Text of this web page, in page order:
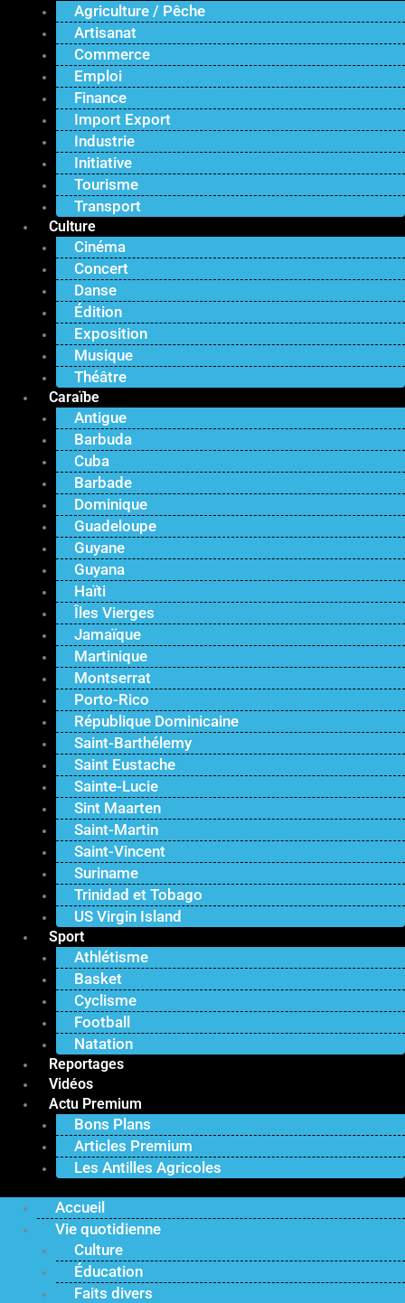
Agriculture / Pêche
Artisanat
Commerce
Emploi
Finance
Import Export
Industrie
Initiative
Tourisme
Transport
Culture
Cinéma
Concert
Danse
Édition
Exposition
Musique
Théâtre
Caraïbe
Antigue
Barbuda
Cuba
Barbade
Dominique
Guadeloupe
Guyane
Guyana
Haïti
Îles Vierges
Jamaïque
Martinique
Montserrat
Porto-Rico
République Dominicaine
Saint-Barthélemy
Saint Eustache
Sainte-Lucie
Sint Maarten
Saint-Martin
Saint-Vincent
Suriname
Trinidad et Tobago
US Virgin Island
Sport
Athlétisme
Basket
Cyclisme
Football
Natation
Reportages
Vidéos
Actu Premium
Bons Plans
Articles Premium
Les Antilles Agricoles
Accueil
Vie quotidienne
Culture
Éducation
Faits divers